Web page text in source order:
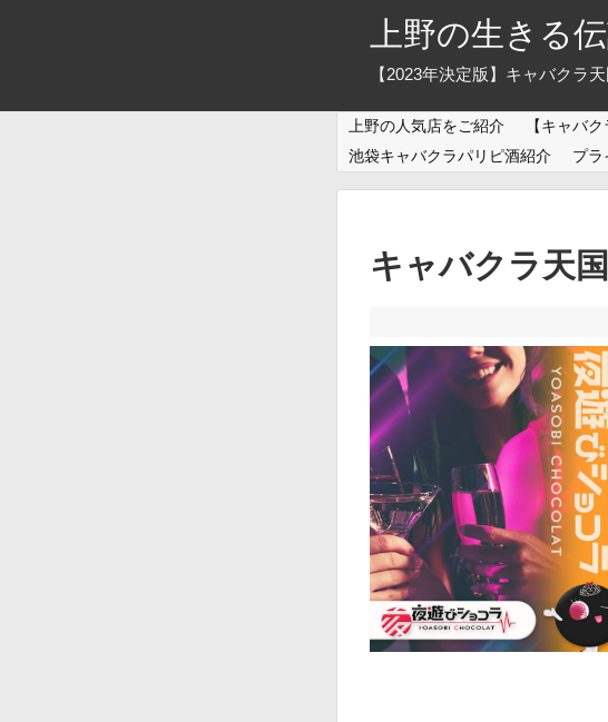
上野の生きる
【2023年決定版】キャバクラ
上野の人気店をご紹介
【キャバ
池袋キャバクラパリピ酒紹介
プラ
キャバクラ天